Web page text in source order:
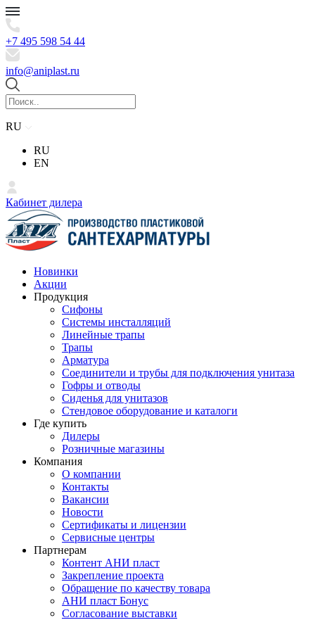
+7 495 598 54 44
info@aniplast.ru
RU
RU
EN
Кабинет дилера
Новинки
Акции
Продукция
Сифоны
Системы инсталляций
Линейные трапы
Трапы
Арматура
Соединители и трубы для подключения унитаза
Гофры и отводы
Сиденья для унитазов
Стендовое оборудование и каталоги
Где купить
Дилеры
Розничные магазины
Компания
О компании
Контакты
Вакансии
Новости
Сертификаты и лицензии
Сервисные центры
Партнерам
Контент АНИ пласт
Закрепление проекта
Обращение по качеству товара
АНИ пласт Бонус
Согласование выставки